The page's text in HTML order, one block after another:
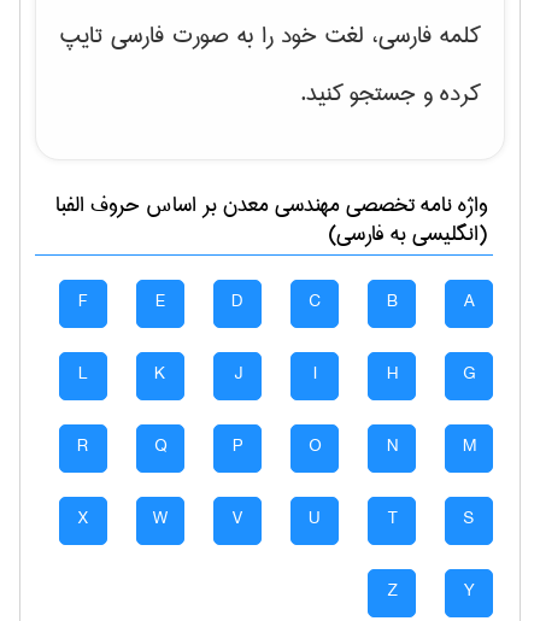
کلمه فارسی، لغت خود را به صورت فارسی تایپ
کرده و جستجو کنید.
واژه نامه تخصصیمهندسی معدنبر اساس حروف الفبا
(انگلیسی به فارسی)
A
B
C
D
E
F
G
H
I
J
K
L
M
N
O
P
Q
R
S
T
U
V
W
X
Y
Z